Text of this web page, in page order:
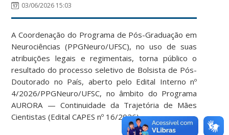
03/06/2026 15:03
A Coordenação do Programa de Pós-Graduação em
Neurociências (PPGNeuro/UFSC), no uso de suas
atribuições legais e regimentais, torna público o
resultado do processo seletivo de Bolsista de Pós-
Doutorado no País, aberto pelo Edital Interno nº
4/2026/PPGNeuro/UFSC, no âmbito do Programa
AURORA — Continuidade da Trajetória de Mães
Cientistas (Edital CAPES nº 16/2026).